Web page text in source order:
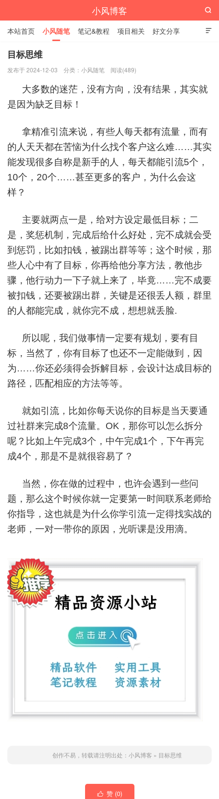
小风博客

本站首页 小风随笔 笔记&教程 项目相关 好文分享
栏目汇总

目标思维
发布于 2024-12-03 分类： 小风随笔 阅读(489)
大多数的迷茫，没有方向，没有结果，其实就
是因为缺乏目标！
拿精准引流来说，有些人每天都有流量，而有
的人天天都在苦恼为什么找个客户这么难……其实
能发现很多自称是新手的人，每天都能引流5个，
10个，20个……甚至更多的客户，为什么会这
样？
主要就两点一是，给对方设定最低目标；二
是，奖惩机制，完成后给什么好处，完不成就会受
到惩罚，比如扣钱，被踢出群等等；这个时候，那
些人心中有了目标，你再给他分享方法，教他步
骤，他行动力一下子就上来了，毕竟……完不成要
被扣钱，还要被踢出群，关键是还很丢人额，群里
的人都能完成，就你完不成，想想就丢脸.
所以呢，我们做事情一定要有规划，要有目
标，当然了，你有目标了也还不一定能做到，因
为……你还必须得会拆解目标，会设计达成目标的
路径，匹配相应的方法等等。
就如引流，比如你每天说你的目标是当天要通
过社群来完成8个流量。OK，那你可以怎么拆分
呢？比如上午完成3个，中午完成1个，下午再完
成4个，那是不是就很容易了？
当然，你在做的过程中，也许会遇到一些问
题，那么这个时候你就一定要第一时间联系老师给
你指导，这也就是为什么你学引流一定得找实战的
老师，一对一带你的原因，光听课是没用滴。
创作不易，转载请注明出处： 小风博客 » 目标思维
 赞 (0)